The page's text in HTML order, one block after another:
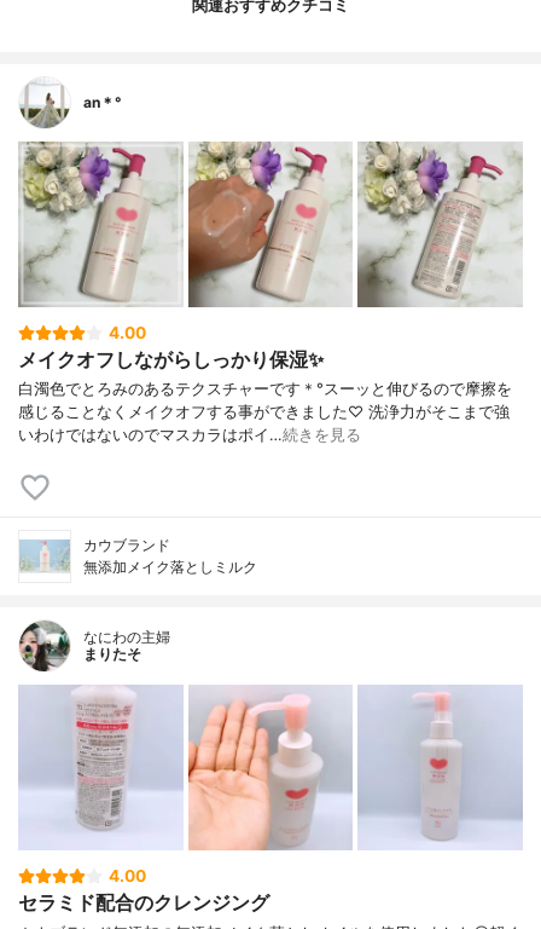
関連おすすめクチコミ
an＊°
4.00
メイクオフしながらしっかり保湿✨
白濁色でとろみのあるテクスチャーです＊°スーッと伸びるので摩擦を
感じることなくメイクオフする事ができました♡ 洗浄力がそこまで強
いわけではないのでマスカラはポイ…続きを見る
カウブランド
無添加メイク落としミルク
なにわの主婦
まりたそ
4.00
セラミド配合のクレンジング